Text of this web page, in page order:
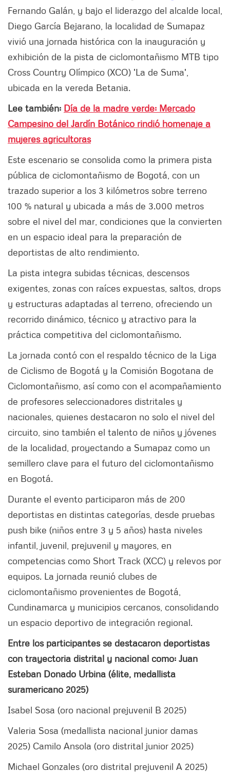
Fernando Galán, y bajo el liderazgo del alcalde local,
Diego García Bejarano, la localidad de Sumapaz
vivió una jornada histórica con la inauguración y
exhibición de la pista de ciclomontañismo MTB tipo
Cross Country Olímpico (XCO) 'La de Suma',
ubicada en la vereda Betania.
Lee también: Día de la madre verde: Mercado
Campesino del Jardín Botánico rindió homenaje a
mujeres agricultoras
Este escenario se consolida como la primera pista
pública de ciclomontañismo de Bogotá, con un
trazado superior a los 3 kilómetros sobre terreno
100 % natural y ubicada a más de 3.000 metros
sobre el nivel del mar, condiciones que la convierten
en un espacio ideal para la preparación de
deportistas de alto rendimiento.
La pista integra subidas técnicas, descensos
exigentes, zonas con raíces expuestas, saltos, drops
y estructuras adaptadas al terreno, ofreciendo un
recorrido dinámico, técnico y atractivo para la
práctica competitiva del ciclomontañismo.
La jornada contó con el respaldo técnico de la Liga
de Ciclismo de Bogotá y la Comisión Bogotana de
Ciclomontañismo, así como con el acompañamiento
de profesores seleccionadores distritales y
nacionales, quienes destacaron no solo el nivel del
circuito, sino también el talento de niños y jóvenes
de la localidad, proyectando a Sumapaz como un
semillero clave para el futuro del ciclomontañismo
en Bogotá.
Durante el evento participaron más de 200
deportistas en distintas categorías, desde pruebas
push bike (niños entre 3 y 5 años) hasta niveles
infantil, juvenil, prejuvenil y mayores, en
competencias como Short Track (XCC) y relevos por
equipos. La jornada reunió clubes de
ciclomontañismo provenientes de Bogotá,
Cundinamarca y municipios cercanos, consolidando
un espacio deportivo de integración regional.
Entre los participantes se destacaron deportistas
con trayectoria distrital y nacional como: Juan
Esteban Donado Urbina (élite, medallista
suramericano 2025)
Isabel Sosa (oro nacional prejuvenil B 2025)
Valeria Sosa (medallista nacional junior damas
2025) Camilo Ansola (oro distrital junior 2025)
Michael Gonzales (oro distrital prejuvenil A 2025)